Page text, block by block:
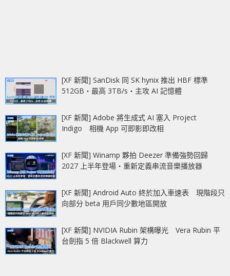
[XF 新聞] SanDisk 同 SK hynix 推出 HBF 標準
512GB‧最高 3TB/s‧主攻 AI 記憶體
[XF 新聞] Adobe 將生成式 AI 塞入 Project
Indigo 相機 App 可即影即改相
[XF 新聞] Winamp 夥拍 Deezer 準備強勢回歸
2027 上半年登場‧重新定義串流音樂播放器
[XF 新聞] Android Auto 終於加入車速表 現階段只
向部分 beta 用戶同少數地區開放
[XF 新聞] NVIDIA Rubin 架構曝光 Vera Rubin 平
台劍指 5 倍 Blackwell 算力